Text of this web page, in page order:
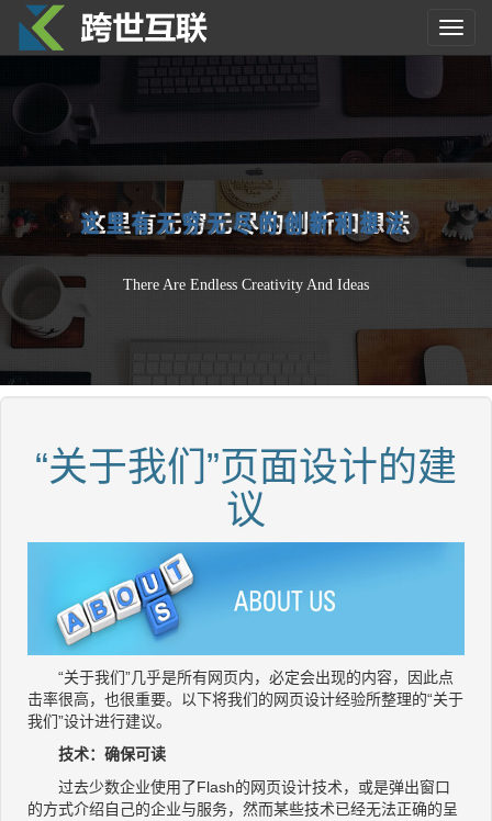
这里有无穷无尽的创新和想法
There Are Endless Creativity And Ideas
“关于我们”页面设计的建
议
“关于我们”几乎是所有网页内，必定会出现的内容，因此点
击率很高，也很重要。以下将我们的网页设计经验所整理的“关于
我们”设计进行建议。
技术：确保可读
过去少数企业使用了Flash的网页设计技术，或是弹出窗口
的方式介绍自己的企业与服务，然而某些技术已经无法正确的呈